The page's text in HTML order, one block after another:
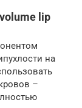
lip
на
–